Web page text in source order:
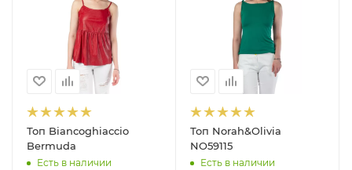
Топ Biancoghiaccio
Bermuda
Есть в наличии
Топ Norah&Olivia
NO59115
Есть в наличии